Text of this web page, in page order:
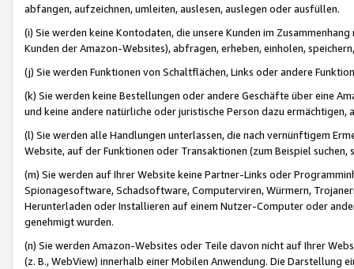
abfangen, aufzeichnen, umleiten, auslesen, auslegen oder ausfüllen.
(i) Sie werden keine Kontodaten, die unsere Kunden im
Kunden der Amazon-Websites), abfragen, erheben, einholen,
(j) Sie werden Funktionen von Schaltflächen, Links oder andere
(k) Sie werden keine Bestellungen oder andere Geschäfte über eine
und keine andere natürliche oder juristische Person dazu
(l) Sie werden alle Handlungen unterlassen, die nach vernünftigem
Website, auf der Funktionen oder Transaktionen (zum Beispiel
(m) Sie werden auf Ihrer Website keine Partner-Links oder
Spionagesoftware, Schadsoftware, Computerviren, Würmern,
Herunterladen oder Installieren auf einem Nutzer-Computer oder
genehmigt wurden.
(n) Sie werden Amazon-Websites oder Teile davon nicht auf Ihrer
(z. B., WebView) innerhalb einer Mobilen Anwendung. Die Darstellung